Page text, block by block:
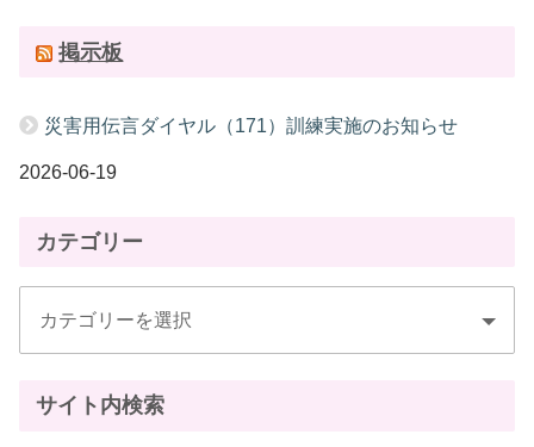
掲示板
災害用伝言ダイヤル（171）訓練実施のお知らせ
2026-06-19
カテゴリー
サイト内検索